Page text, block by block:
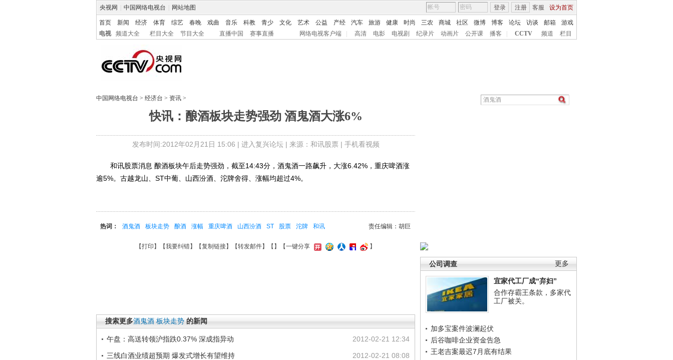
央视网 中国网络电视台 网站地图 客服 设为首页
登录 注册
首页 新闻 经济 体育 综艺 春晚 戏曲 音乐 科教 青少 文化 艺术 公益 产经 汽车 旅游 健康 时尚 三农 商城 社区 微博 博客 论坛 访谈 邮箱
游戏
电视
频道大全 栏目大全 节目大全 直播中国 赛事直播 网络电视客户端 高清 电影 电视剧 纪录片 动画片 公开课 播客 CCTV 频道 栏目
中国网络电视台 > 经济台 > 资讯 >
快讯：酿酒板块走势强劲 酒鬼酒大涨6%
发布时间:2012年02月21日 15:06 | 进入复兴论坛| 来源：和讯股票 | 手机看视频
更多
公司调查
宜家代工厂成“弃妇”
合作存霸王条款，多家代
工厂被关。
加多宝案件波澜起伏
后谷咖啡企业资金告急
王老吉案最迟7月底有结果
和讯股票消息 酿酒板块午后走势强劲，截至14:43分，酒鬼酒一路飙升，大涨6.42%，重庆啤酒涨
逾5%。古越龙山、ST中葡、山西汾酒、沱牌舍得、涨幅均超过4%。
责任编辑：胡巨
热词： 酒鬼酒 板块走势 酿酒 涨幅 重庆啤酒 山西汾酒 ST 股票 沱牌 和讯
【打印 】【我要纠错】【复制链接】【转发邮件】【 】 【一键分享 】
搜索更多酒鬼酒 板块走势 的新闻
2012-02-21 12:34
午盘：高送转领沪指跌0.37% 深成指异动
2012-02-21 08:08
三线白酒业绩超预期 爆发式增长有望维持